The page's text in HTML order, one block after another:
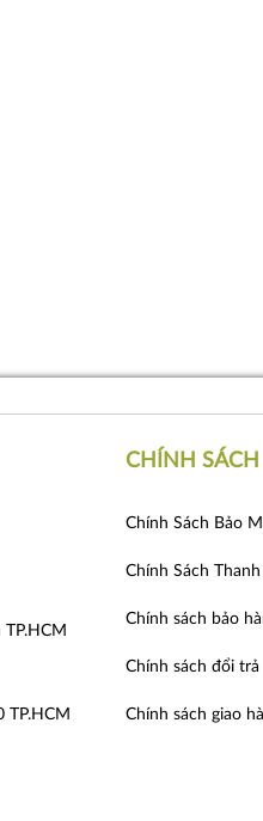
TP.HCM
CHÍNH SÁCH
Chính Sách Bảo
Chính Sách Thanh
Chính sách bảo
Chính sách đổi trả
Chính sách giao